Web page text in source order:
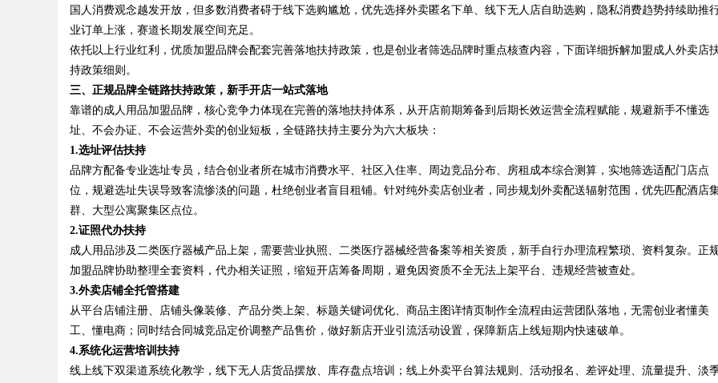
国人消费观念越发开放，但多数消费者碍于线下选购尴尬，优先选择外卖匿名下单、线下无人店自助选购，隐私消费趋势持续助推
业订单上涨，赛道长期发展空间充足。
依托以上行业红利，优质加盟品牌会配套完善落地扶持政策，也是创业者筛选品牌时重点核查内容，下面详细拆解加盟成人外卖店
持政策细则。
三、正规品牌全链路扶持政策，新手开店一站式落地
靠谱的成人用品加盟品牌，核心竞争力体现在完善的落地扶持体系，从开店前期筹备到后期长效运营全流程赋能，规避新手不懂选
址、不会办证、不会运营外卖的创业短板，全链路扶持主要分为六大板块：
1.选址评估扶持
品牌方配备专业选址专员，结合创业者所在城市消费水平、社区入住率、周边竞品分布、房租成本综合测算，实地筛选适配门店点
位，规避选址失误导致客流惨淡的问题，杜绝创业者盲目租铺。针对纯外卖店创业者，同步规划外卖配送辐射范围，优先匹配酒店
群、大型公寓聚集区点位。
2.证照代办扶持
成人用品涉及二类医疗器械产品上架，需要营业执照、二类医疗器械经营备案等相关资质，新手自行办理流程繁琐、资料复杂。正
加盟品牌协助整理全套资料，代办相关证照，缩短开店筹备周期，避免因资质不全无法上架平台、违规经营被查处。
3.外卖店铺全托管搭建
从平台店铺注册、店铺头像装修、产品分类上架、标题关键词优化、商品主图详情页制作全流程由运营团队落地，无需创业者懂美
工、懂电商；同时结合同城竞品定价调整产品售价，做好新店开业引流活动设置，保障新店上线短期内快速破单。
4. 系统化运营培训扶持
线上线下双渠道系统化教学，线下无人店货品摆放、库存盘点培训；线上外卖平台算法规则、活动报名、差评处理、流量提升、淡